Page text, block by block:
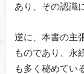
あり、その認識
逆に、本書の主
ものであり、
も多く秘めてい